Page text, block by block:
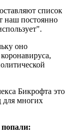
список
наш постоянно
оно
Бикрофта это
для многих
попали: